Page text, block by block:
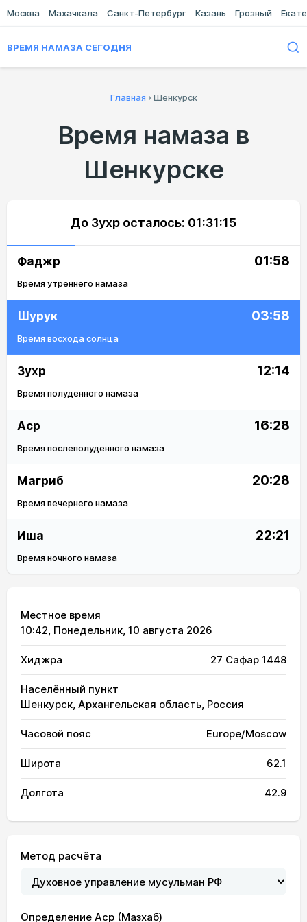
Москва Махачкала Санкт-Петербург Казань Грозный
ВРЕМЯ НАМАЗА СЕГОДНЯ
Главная › Шенкурск
Время намаза в
Шенкурске
До Зухр осталось: 01:31:15
Фаджр 01:58
Время утреннего намаза
Шурук 03:58
Время восхода солнца
Зухр 12:14
Время полуденного намаза
Аср 16:28
Время послеполуденного намаза
Магриб 20:28
Время вечернего намаза
Иша 22:21
Время ночного намаза
Местное время
10:42, Понедельник, 10 августа 2026
Хиджра 27 Сафар 1448
Населённый пункт
Шенкурск, Архангельская область, Россия
Часовой пояс Europe/Moscow
Широта 62.1
Долгота 42.9
Метод расчёта
Определение Аср (Мазхаб)
03:33 12:15